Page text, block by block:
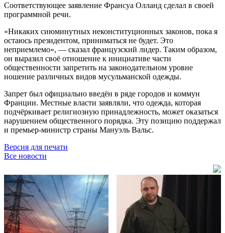
Соответствующее заявление Франсуа Олланд сделал в своей
программной речи.
«Никаких сиюминутных неконституционных законов, пока я
остаюсь президентом, приниматься не будет. Это
неприемлемо», — сказал французский лидер. Таким образом,
он выразил своё отношение к инициативе части
общественности запретить на законодательном уровне
ношение различных видов мусульманской одежды.
Запрет был официально введён в ряде городов и коммун
Франции. Местные власти заявляли, что одежда, которая
подчёркивает религиозную принадлежность, может оказаться
нарушением общественного порядка. Эту позицию поддержал
и премьер-министр страны Мануэль Вальс.
Версия для печати
Все новости